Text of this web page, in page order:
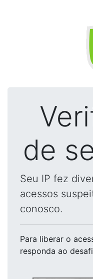
de
Seu IP fez
acessos
conosco.
Para liberar o
responda ao